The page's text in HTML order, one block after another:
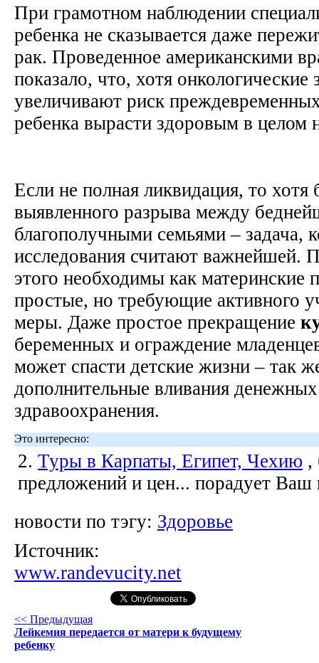
При грамотном наблюдении
ребенка не сказывается даже
рак. Проведенное американскими
показало, что, хотя онкологические
увеличивают риск
ребенка вырасти здоровым в
Если не полная ликвидация, то
выявленного разрыва между
благополучными семьями – задача,
исследования считают важнейшей.
этого необходимы как материнские
простые, но требующие активного
меры. Даже простое прекращение
беременных и ограждение
может спасти детские жизни – так
дополнительные вливания
здравоохранения.
Это интересно:
2. Туры в Карпаты, Египет, Чехию ,
предложений и цен... порадует Ваш
новости по тэгу: Здоровье
Источник:
www.randevucity.net
<< Предыдущая
Лейкемия передается от матери к будущему
ребенку